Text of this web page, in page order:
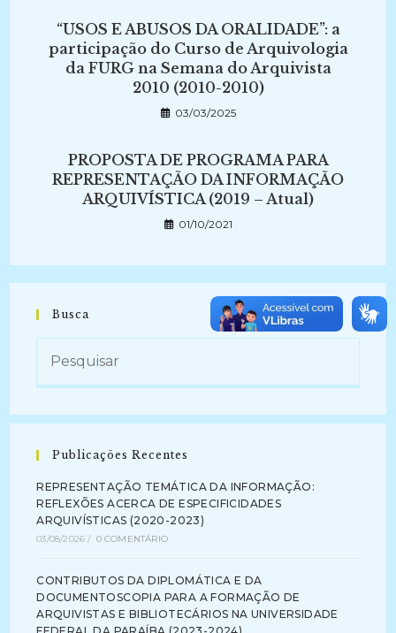
“USOS E ABUSOS DA ORALIDADE”: a
participação do Curso de Arquivologia
da FURG na Semana do Arquivista
2010 (2010-2010)
03/03/2025
PROPOSTA DE PROGRAMA PARA
REPRESENTAÇÃO DA INFORMAÇÃO
ARQUIVÍSTICA (2019 – Atual)
01/10/2021
Busca
Publicações Recentes
REPRESENTAÇÃO TEMÁTICA DA INFORMAÇÃO:
REFLEXÕES ACERCA DE ESPECIFICIDADES
ARQUIVÍSTICAS (2020-2023)
03/08/2026 / 0 COMENTÁRIO
CONTRIBUTOS DA DIPLOMÁTICA E DA
DOCUMENTOSCOPIA PARA A FORMAÇÃO DE
ARQUIVISTAS E BIBLIOTECÁRIOS NA UNIVERSIDADE